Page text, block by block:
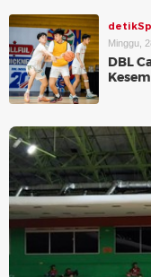
Minggu,
DBL